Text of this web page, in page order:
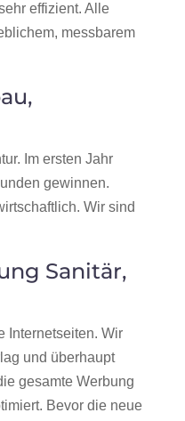
effizient. Alle
messbarem
Im ersten Jahr
gewinnen.
Wir sind
Sanitär,
Internetseiten. Wir
und überhaupt
gesamte Werbung
Bevor die neue